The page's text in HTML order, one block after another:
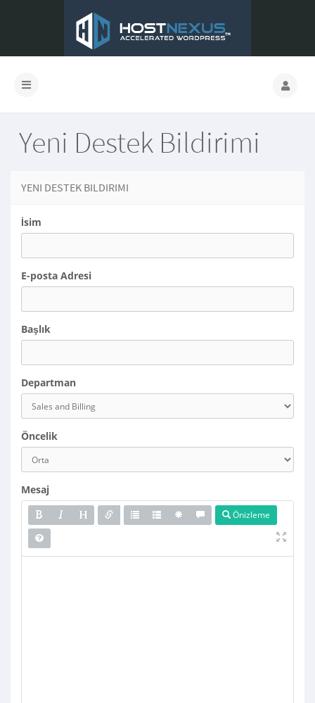
Yeni Destek Bildirimi
YENI DESTEK BILDIRIMI
İsim
E-posta Adresi
Başlık
Departman
Öncelik
Mesaj
Önizleme